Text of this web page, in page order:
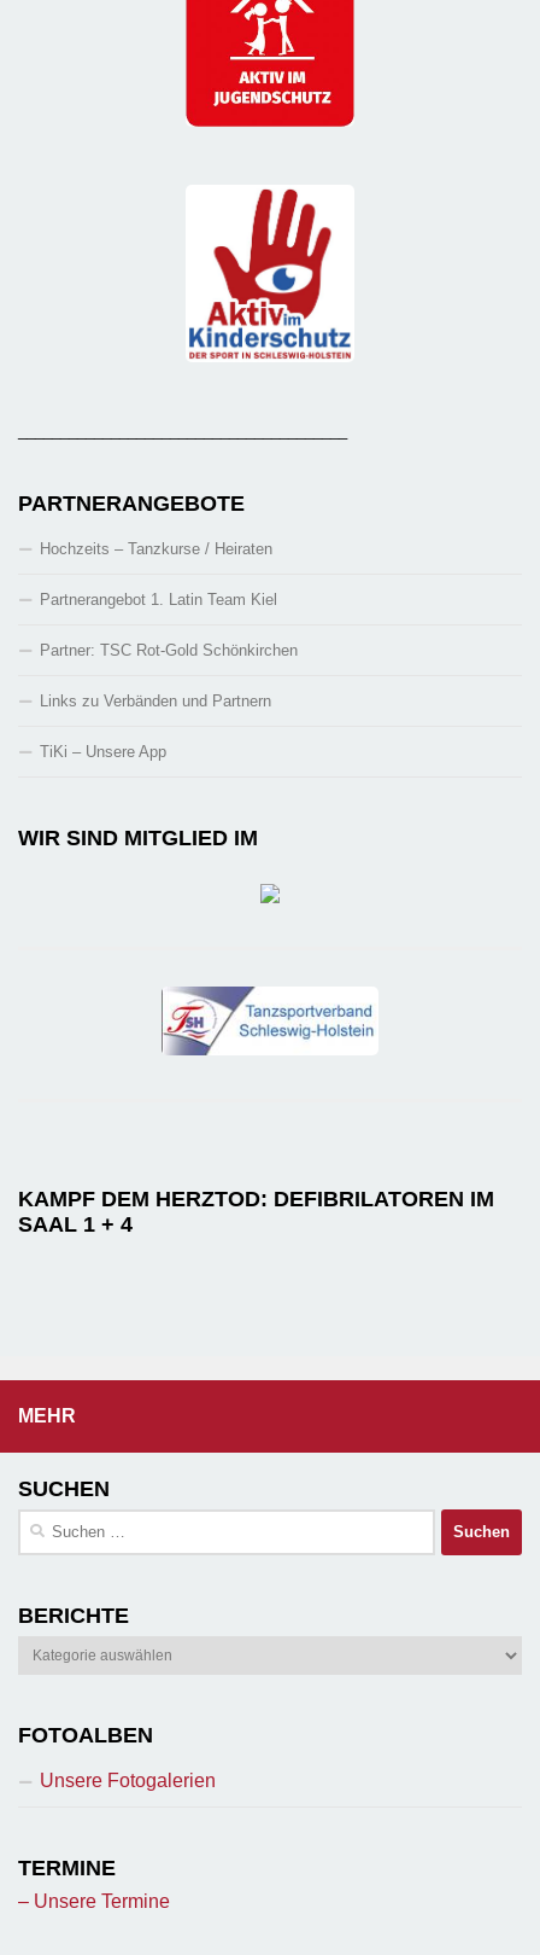
PARTNERANGEBOTE
Hochzeits – Tanzkurse / Heiraten
Partnerangebot 1. Latin Team Kiel
Partner: TSC Rot-Gold Schönkirchen
Links zu Verbänden und Partnern
TiKi – Unsere App
WIR SIND MITGLIED IM
KAMPF DEM HERZTOD: DEFIBRILATOREN IM
SAAL 1 + 4
MEHR
SUCHEN
Suchen
BERICHTE
Berichte
FOTOALBEN
Unsere Fotogalerien
TERMINE
– Unsere Termine